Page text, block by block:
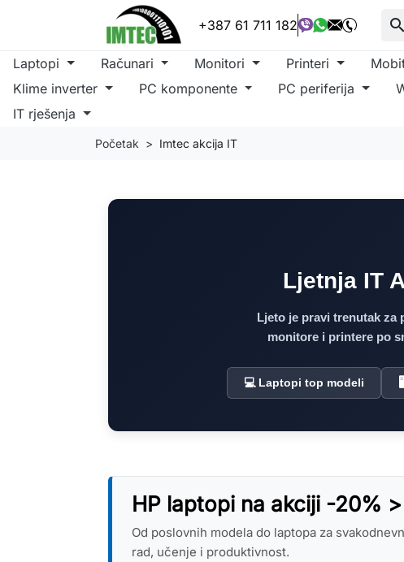
+387 61 711 182 search
Laptopi Računari Monitori Printeri
Klime inverter
PC komponente PC periferija
IT rješenja
Početak Imtec akcija IT
Ljetnja IT
Ljeto je pravi trenutak za
monitore i printere po
💻 Laptopi top modeli
HP laptopi na akciji -20% >
Od poslovnih modela do laptopa za
rad, učenje i produktivnost.